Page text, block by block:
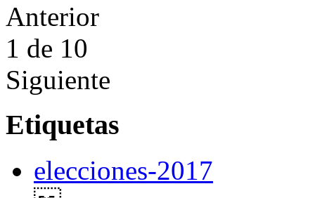
Anterior
1 de 10
Siguiente
Etiquetas
elecciones-2017